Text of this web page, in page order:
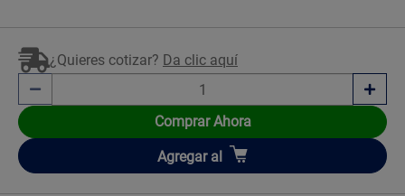
¿Quieres cotizar? Da clic aquí
Comprar Ahora
Añadir
Agregar al